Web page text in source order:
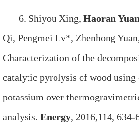
6. Shiyou Xing, Haoran
Qi, Pengmei Lv*, Zhenhong
Characterization of the
catalytic pyrolysis of wood using
potassium over
analysis. Energy, 2016,114, 634-